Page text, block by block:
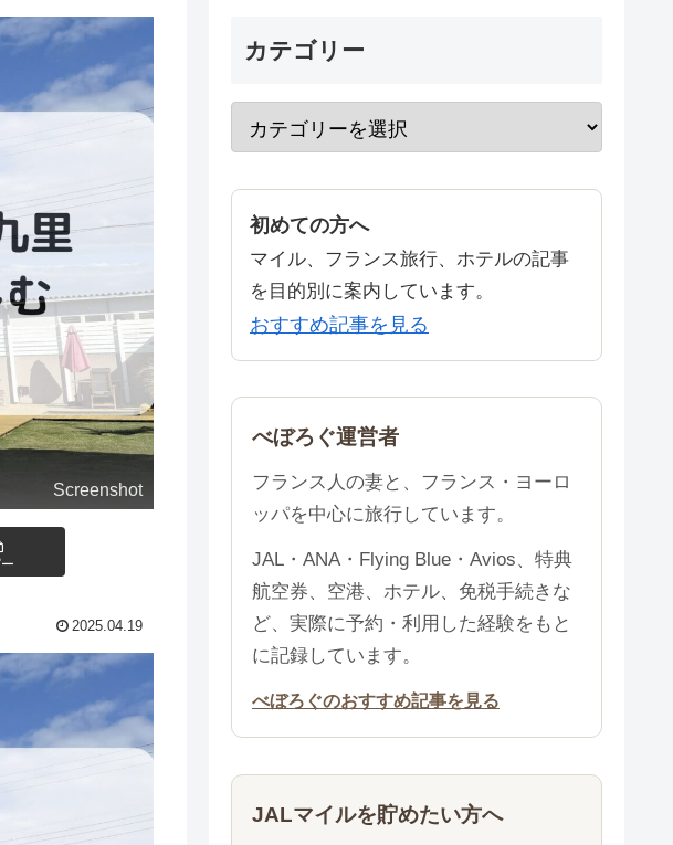
Screenshot
2025.04.19
カテゴリー
初めての方へ
マイル、フランス旅行、ホテルの記事
を目的別に案内しています。
おすすめ記事を見る
べぼろぐ運営者
フランス人の妻と、フランス・ヨーロ
ッパを中心に旅行しています。
JAL・ANA・Flying Blue・Avios、特典
航空券、空港、ホテル、免税手続きな
ど、実際に予約・利用した経験をもと
に記録しています。
べぼろぐのおすすめ記事を見る
JALマイルを貯めたい方へ